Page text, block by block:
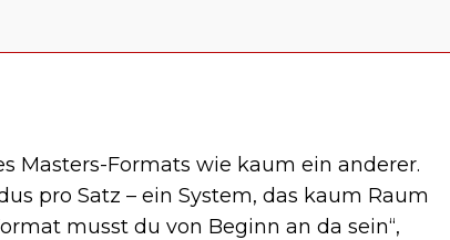
Masters-Formats wie kaum ein anderer.
pro Satz – ein System, das kaum Raum
musst du von Beginn an da sein“,